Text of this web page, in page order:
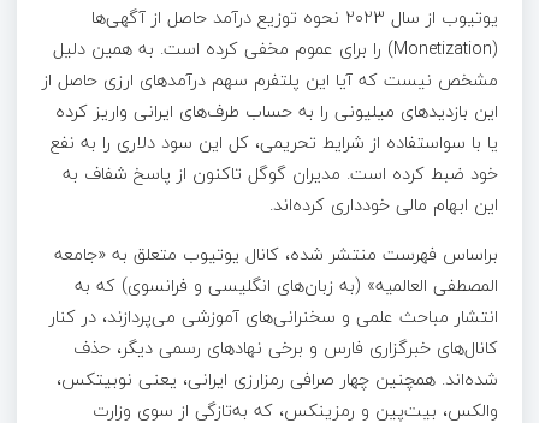
یوتیوب از سال ۲۰۲۳ نحوه توزیع درآمد حاصل از آگهی‌ها
(Monetization) را برای عموم مخفی کرده است. به همین دلیل
مشخص نیست که آیا این پلتفرم سهم درآمدهای ارزی حاصل از
این بازدیدهای میلیونی را به حساب طرف‌های ایرانی واریز کرده
یا با سواستفاده از شرایط تحریمی، کل این سود دلاری را به نفع
خود ضبط کرده است. مدیران گوگل تاکنون از پاسخ شفاف به
این ابهام مالی خودداری کرده‌اند.
براساس فهرست منتشر شده، کانال یوتیوب متعلق به «جامعه
المصطفی العالمیه» (به زبان‌های انگلیسی و فرانسوی) که به
انتشار مباحث علمی و سخنرانی‌های آموزشی می‌پردازند، در کنار
کانال‌های خبرگزاری فارس و برخی نهادهای رسمی دیگر، حذف
شده‌اند. همچنین چهار صرافی‌ رمزارزی ایرانی، یعنی نوبیتکس،
والکس، بیت‌پین و رمزینکس، که به‌تازگی از سوی وزارت